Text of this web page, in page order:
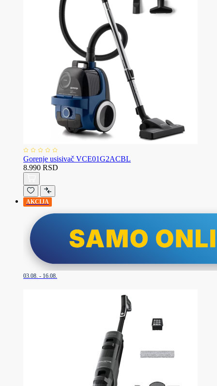
Gorenje usisivač VCE01G2ACBL
8.990 RSD
AKCIJA
03.08. - 16.08.